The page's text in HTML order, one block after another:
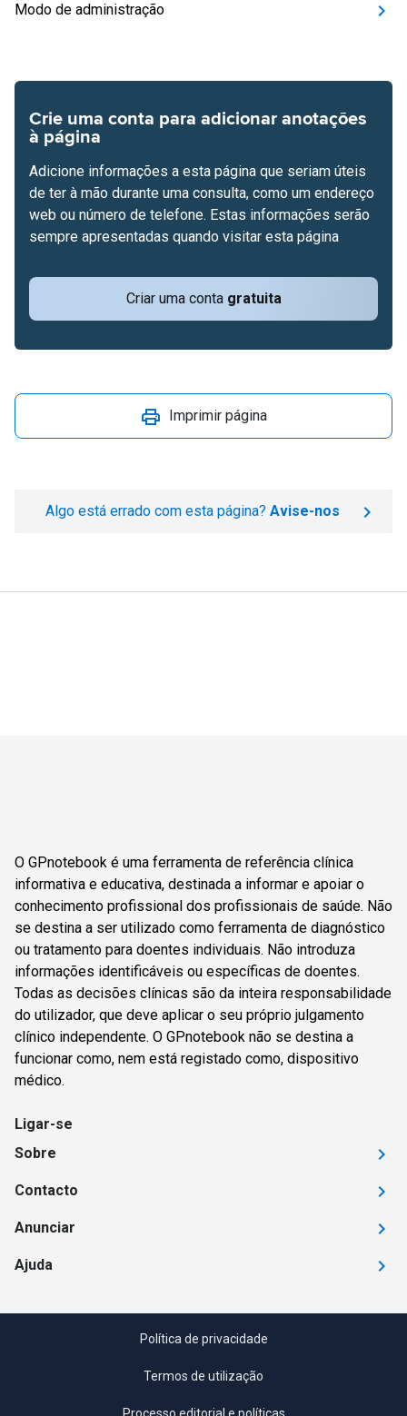
Modo de administração
Crie uma conta para adicionar anotações
à página
Criar uma conta gratuita
Adicione informações a esta página que seriam úteis
de ter à mão durante uma consulta, como um endereço
web ou número de telefone. Estas informações serão
sempre apresentadas quando visitar esta página
Imprimir página
Algo está errado com esta página? Avise-nos
O GPnotebook é uma ferramenta de referência clínica
informativa e educativa, destinada a informar e apoiar o
conhecimento profissional dos profissionais de saúde. Não
se destina a ser utilizado como ferramenta de diagnóstico
ou tratamento para doentes individuais. Não introduza
informações identificáveis ou específicas de doentes.
Todas as decisões clínicas são da inteira responsabilidade
do utilizador, que deve aplicar o seu próprio julgamento
clínico independente. O GPnotebook não se destina a
funcionar como, nem está registado como, dispositivo
médico.
Ligar-se
Sobre
Contacto
Anunciar
Ajuda
Política de privacidade
Termos de utilização